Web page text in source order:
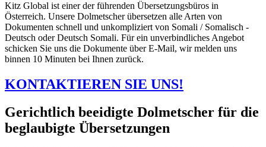
Kitz Global ist einer der führenden Übersetzungsbüros in
Österreich. Unsere Dolmetscher übersetzen alle Arten von
Dokumenten schnell und unkompliziert von Somali / Somalisch -
Deutsch oder Deutsch Somali. Für ein unverbindliches Angebot
schicken Sie uns die Dokumente über E-Mail, wir melden uns
binnen 10 Minuten bei Ihnen zurück.
KONTAKTIEREN SIE UNS!
Gerichtlich beeidigte Dolmetscher für die
beglaubigte Übersetzungen